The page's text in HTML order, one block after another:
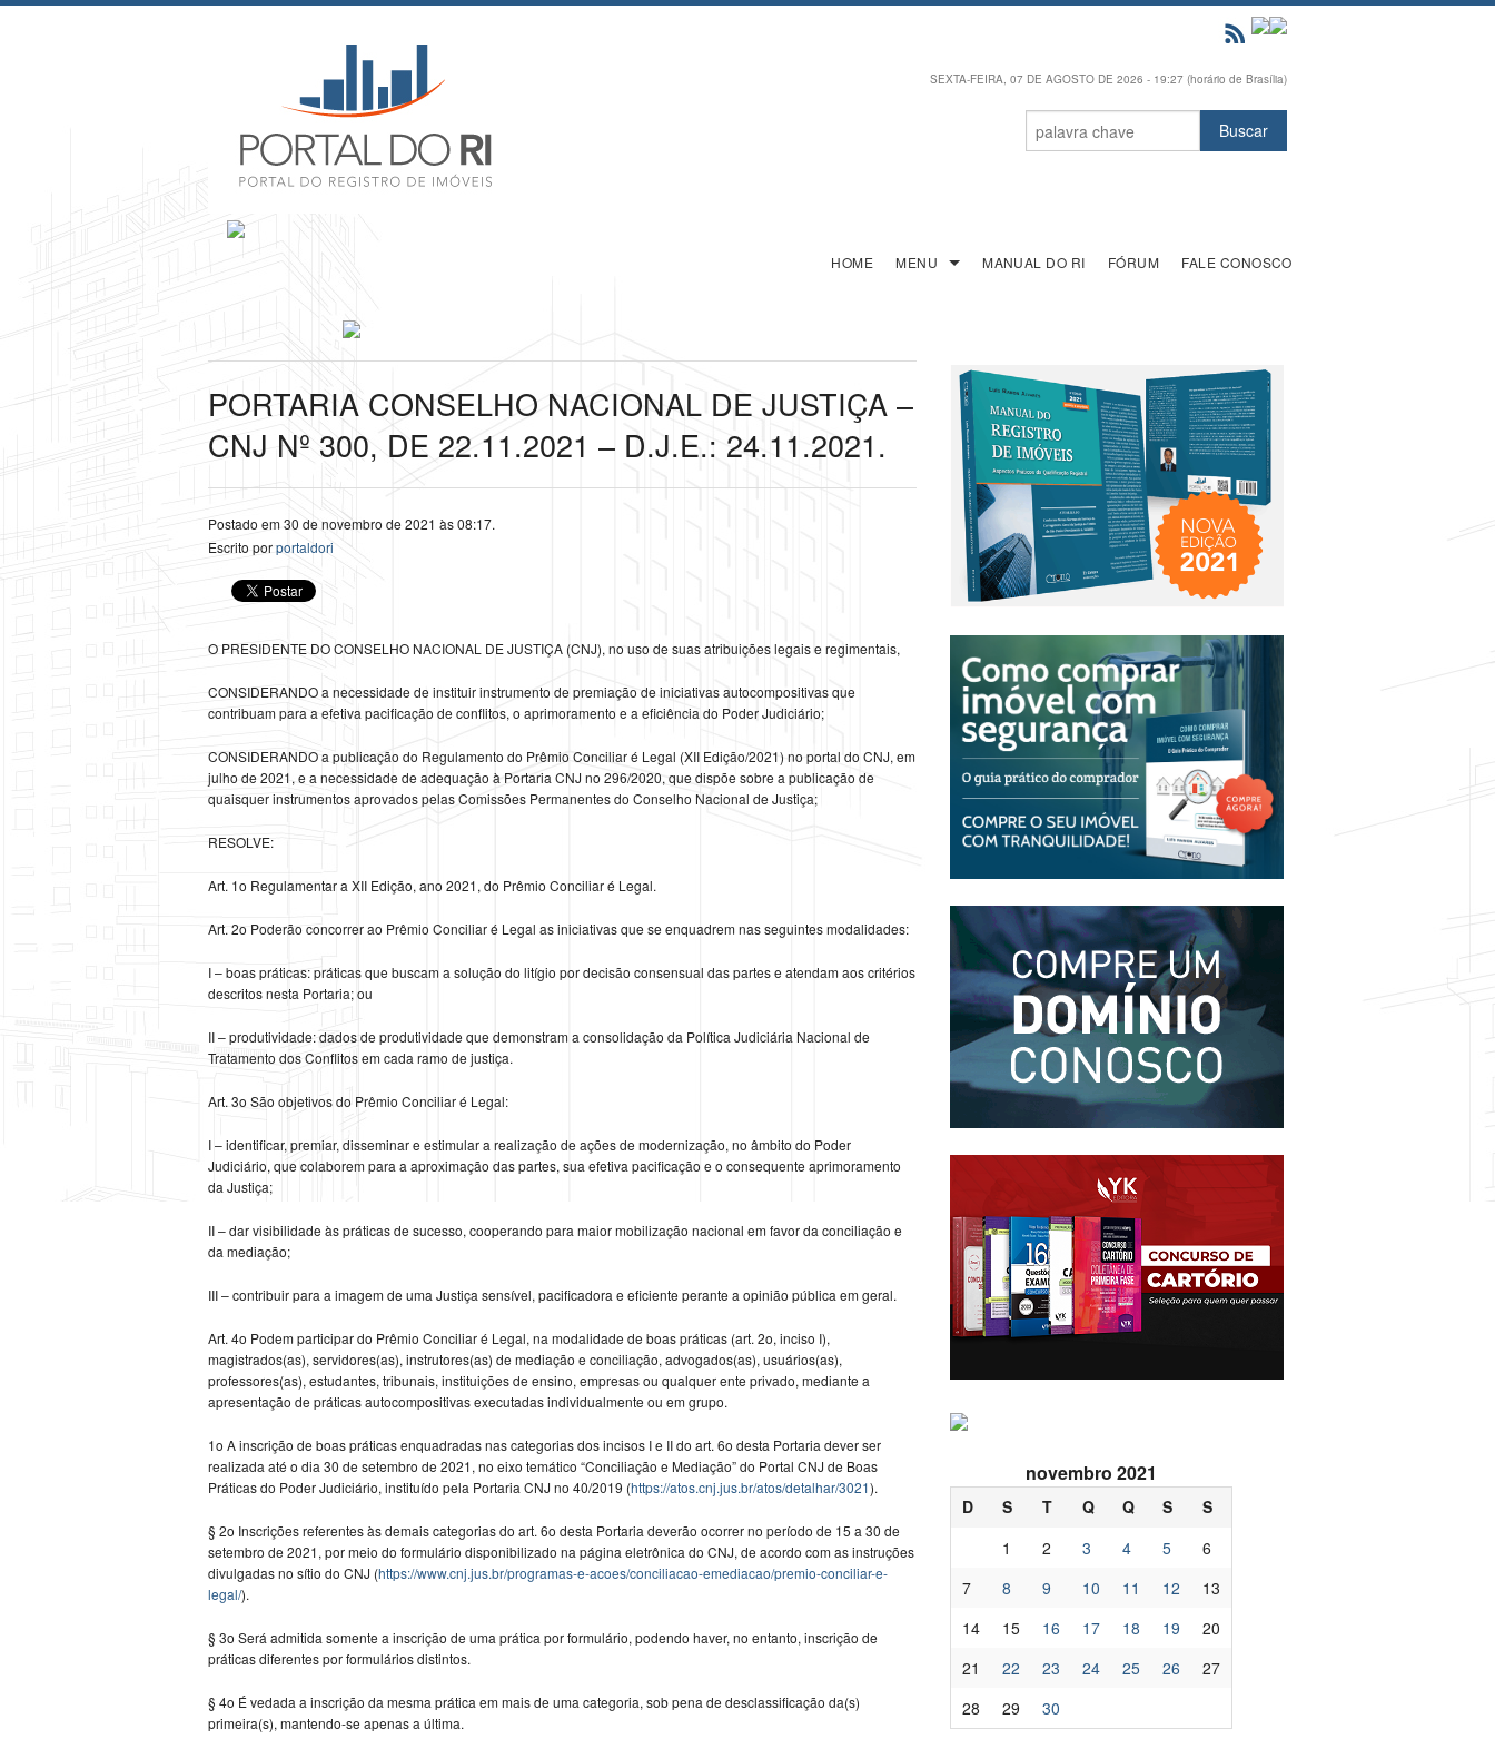
SEXTA-FEIRA, 07 DE AGOSTO DE 2026 - 19:27 (horário de Brasília)
HOME MENU MANUAL DO RI FÓRUM FALE CONOSCO
PORTARIA CONSELHO NACIONAL DE JUSTIÇA –
CNJ Nº 300, DE 22.11.2021 – D.J.E.: 24.11.2021.
Postado em 30 de novembro de 2021 às 08:17.
Escrito porportaldori
O PRESIDENTE DO CONSELHO NACIONAL DE JUSTIÇA (CNJ), no uso de suas atribuições legais e regimentais,
CONSIDERANDO a necessidade de instituir instrumento de premiação de iniciativas autocompositivas que
contribuam para a efetiva pacificação de conflitos, o aprimoramento e a eficiência do Poder Judiciário;
CONSIDERANDO a publicação do Regulamento do Prêmio Conciliar é Legal (XII Edição/2021) no portal do CNJ, em
julho de 2021, e a necessidade de adequação à Portaria CNJ no 296/2020, que dispõe sobre a publicação de
quaisquer instrumentos aprovados pelas Comissões Permanentes do Conselho Nacional de Justiça;
RESOLVE:
Art. 1o Regulamentar a XII Edição, ano 2021, do Prêmio Conciliar é Legal.
Art. 2o Poderão concorrer ao Prêmio Conciliar é Legal as iniciativas que se enquadrem nas seguintes modalidades:
I – boas práticas: práticas que buscam a solução do litígio por decisão consensual das partes e atendam aos critérios
descritos nesta Portaria; ou
II – produtividade: dados de produtividade que demonstram a consolidação da Política Judiciária Nacional de
Tratamento dos Conflitos em cada ramo de justiça.
Art. 3o São objetivos do Prêmio Conciliar é Legal:
I – identificar, premiar, disseminar e estimular a realização de ações de modernização, no âmbito do Poder
Judiciário, que colaborem para a aproximação das partes, sua efetiva pacificação e o consequente aprimoramento
da Justiça;
II – dar visibilidade às práticas de sucesso, cooperando para maior mobilização nacional em favor da conciliação e
da mediação;
III – contribuir para a imagem de uma Justiça sensível, pacificadora e eficiente perante a opinião pública em geral.
Art. 4o Podem participar do Prêmio Conciliar é Legal, na modalidade de boas práticas (art. 2o, inciso I),
magistrados(as), servidores(as), instrutores(as) de mediação e conciliação, advogados(as), usuários(as),
professores(as), estudantes, tribunais, instituições de ensino, empresas ou qualquer ente privado, mediante a
apresentação de práticas autocompositivas executadas individualmente ou em grupo.
1o A inscrição de boas práticas enquadradas nas categorias dos incisos I e II do art. 6o desta Portaria dever ser
realizada até o dia 30 de setembro de 2021, no eixo temático “Conciliação e Mediação” do Portal CNJ de Boas
Práticas do Poder Judiciário, instituído pela Portaria CNJ no 40/2019 (https://atos.cnj.jus.br/atos/detalhar/3021).
§ 2o Inscrições referentes às demais categorias do art. 6o desta Portaria deverão ocorrer no período de 15 a 30 de
setembro de 2021, por meio do formulário disponibilizado na página eletrônica do CNJ, de acordo com as instruções
divulgadas no sítio do CNJ (https://www.cnj.jus.br/programas-e-acoes/conciliacao-emediacao/premio-conciliar-e-
legal/).
§ 3o Será admitida somente a inscrição de uma prática por formulário, podendo haver, no entanto, inscrição de
práticas diferentes por formulários distintos.
§ 4o É vedada a inscrição da mesma prática em mais de uma categoria, sob pena de desclassificação da(s)
primeira(s), mantendo-se apenas a última.
novembro 2021
D S T Q Q S
S
1
2 3 4 5
6
7
8 9 10 11 12
13
14
15 16 17 18 19
20
21
22 23 24 25 26
27
28
29 30